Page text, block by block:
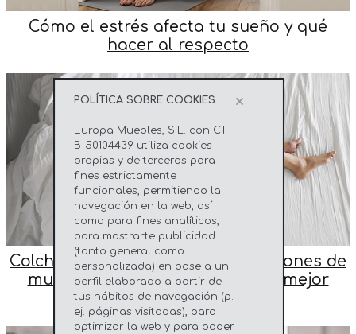
Cómo el estrés afecta tu sueño y qué
hacer al respecto
Colchones viscoelásticos vs. colchones de
muelles ensacados: ¿Cuál es la mejor
opción para ti?
×
POLÍTICA SOBRE COOKIES
Europa Muebles, S.L. con CIF:
B-50104439 utiliza cookies
propias y de terceros para
fines estrictamente
funcionales, permitiendo la
navegación en la web, así
como para fines analíticos,
para mostrarte publicidad
(tanto general como
personalizada) en base a un
perfil elaborado a partir de
tus hábitos de navegación (p.
ej. páginas visitadas), para
optimizar la web y para poder